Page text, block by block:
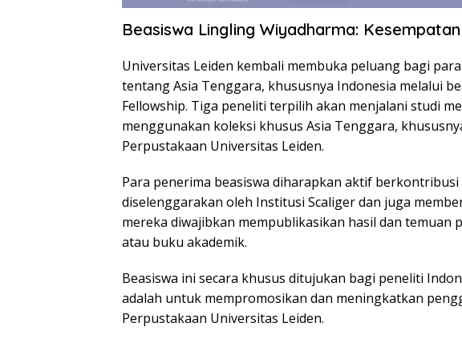
Beasiswa Lingling Wiyadharma:
Universitas Leiden kembali membuka peluang bagi
tentang Asia Tenggara, khususnya Indonesia melalui
Fellowship. Tiga peneliti terpilih akan menjalani studi
menggunakan koleksi khusus Asia Tenggara,
Perpustakaan Universitas Leiden.
Para penerima beasiswa diharapkan aktif
diselenggarakan oleh Institusi Scaliger dan juga
mereka diwajibkan mempublikasikan hasil dan temuan
atau buku akademik.
Beasiswa ini secara khusus ditujukan bagi peneliti
adalah untuk mempromosikan dan meningkatkan
Perpustakaan Universitas Leiden.